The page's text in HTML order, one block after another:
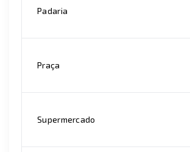
Padaria
Praça
Supermercado